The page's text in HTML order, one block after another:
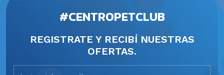
#CENTROPETCLUB
REGISTRATE Y RECIBÍ NUESTRAS
OFERTAS.